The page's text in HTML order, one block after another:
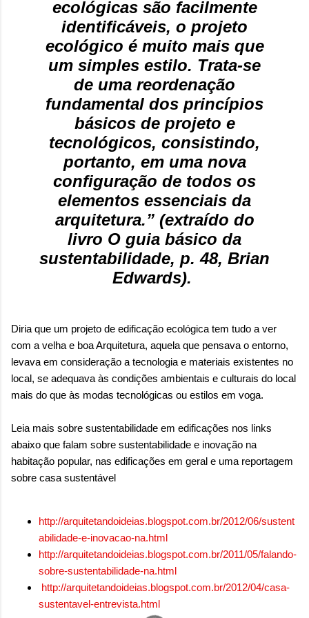
ecológicas são facilmente
identificáveis, o projeto
ecológico é muito mais que
um simples estilo. Trata-se
de uma reordenação
fundamental dos princípios
básicos de projeto e
tecnológicos, consistindo,
portanto, em uma nova
configuração de todos os
elementos essenciais da
arquitetura.” (extraído do
livro O guia básico da
sustentabilidade, p. 48, Brian
Edwards).
Diria que um projeto de edificação ecológica tem tudo a ver
com a velha e boa Arquitetura, aquela que pensava o entorno,
levava em consideração a tecnologia e materiais existentes no
local, se adequava às condições ambientais e culturais do local
mais do que às modas tecnológicas ou estilos em voga.
Leia mais sobre sustentabilidade em edificações nos links
abaixo que falam sobre sustentabilidade e inovação na
habitação popular, nas edificações em geral e uma reportagem
sobre casa sustentável
http://arquitetandoideias.blogspot.com.br/2012/06/sustent
abilidade-e-inovacao-na.html
http://arquitetandoideias.blogspot.com.br/2011/05/falando-
sobre-sustentabilidade-na.html
http://arquitetandoideias.blogspot.com.br/2012/04/casa-
sustentavel-entrevista.html